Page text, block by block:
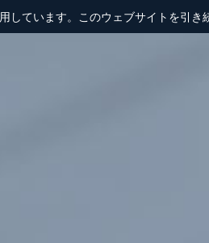
しています。このウェブサイトを引き